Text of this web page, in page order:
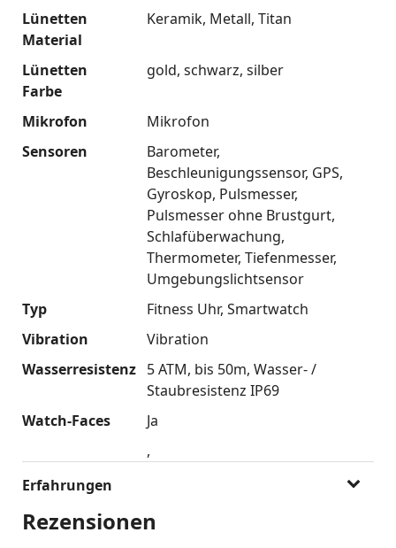
Lünetten
Material
Keramik Metall Titan
Lünetten
Farbe
gold schwarz silber
Mikrofon
Mikrofon
Sensoren
Barometer
Beschleunigungssensor GPS
Gyroskop Pulsmesser
Pulsmesser ohne Brustgurt
Schlafüberwachung
Thermometer Tiefenmesser
Umgebungslichtsensor
Typ
Fitness Uhr Smartwatch
Vibration
Vibration
Wasserresistenz 5 ATM bis 50m Wasser- /
Staubresistenz IP69
Watch-Faces
Ja
Erfahrungen
Rezensionen